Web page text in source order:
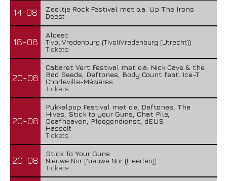
14-08
Zeeltje Rock Festival met o.a. Up The Irons
Deest
18-08
Alcest
TivoliVredenburg (TivoliVredenburg (Utrecht))
Tickets
20-08
Cabaret Vert Festival met o.a. Nick Cave & the
Bad Seeds, Deftones, Body Count feat. Ice-T
Charleville-Mézières
Tickets
20-08
Pukkelpop Festival met o.a. Deftones, The
Hives, Stick to your Guns, Chat Pile,
Deafheaven, Ploegendienst, dEUS
Hasselt
Tickets
20-08
Stick To Your Guns
Nieuwe Nor (Nieuwe Nor (Heerlen))
Tickets